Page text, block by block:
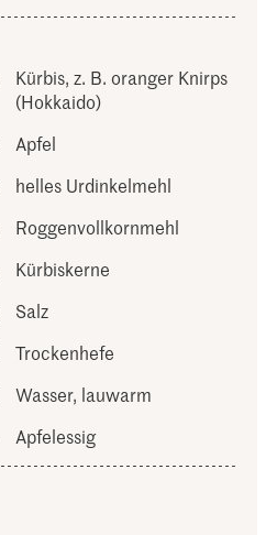
Kürbis, z. B. oranger Knirps
(Hokkaido)
Apfel
helles Urdinkelmehl
Roggenvollkornmehl
Kürbiskerne
Salz
Trockenhefe
Wasser, lauwarm
Apfelessig